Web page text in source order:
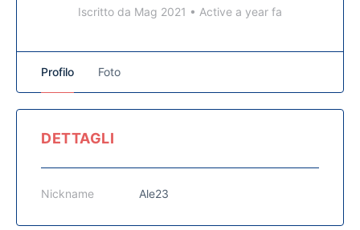
Iscritto da Mag 2021 • Active a year fa
Profilo Foto
DETTAGLI
Nickname Ale23